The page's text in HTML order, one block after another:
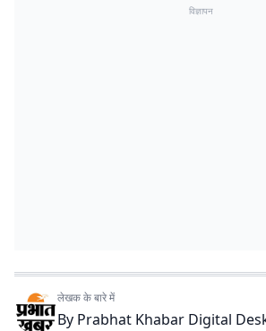
विज्ञापन
लेखक के बारे में
By Prabhat Khabar Digital